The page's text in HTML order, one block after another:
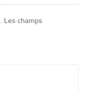
Les champs